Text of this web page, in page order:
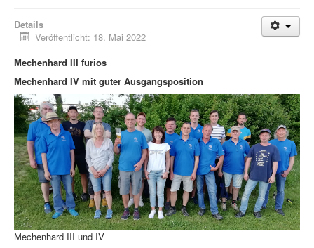
Details
Veröffentlicht: 18. Mai 2022
Mechenhard III furios
Mechenhard IV mit guter Ausgangsposition
Mechenhard III und IV